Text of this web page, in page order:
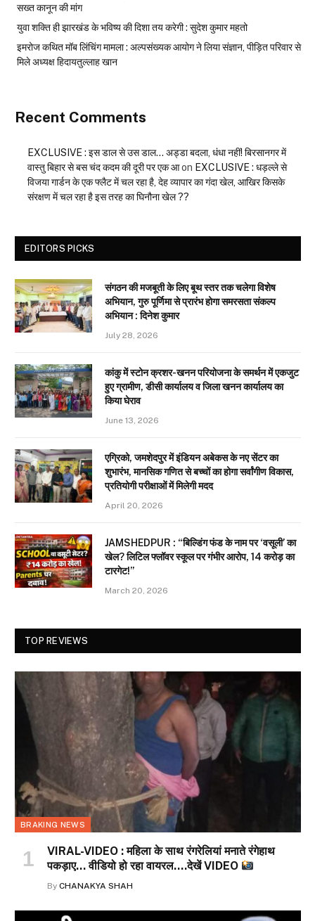
सख्त कानून की मांग
युवा शक्ति ही झारखंड के भविष्य की दिशा तय करेगी : सुदेश कुमार महतो
इमरोज कथित मॉब लिंचिंग मामला : अल्पसंख्यक आयोग ने लिया संज्ञान, पीड़ित परिवार से
मिले अध्यक्ष हिदायतुल्लाह खान
Recent Comments
EXCLUSIVE : इस डाल से उस डाल… अड्डा बदला, धंधा नहीं! बिरसानगर में
वास्तु बिहार से बस चंद कदम की दूरी पर एक आon EXCLUSIVE : धड़ल्ले से
विजया गार्डन के एक फ्लैट में चल रहा है, देह व्यापार का गंदा खेल, आखिर किसके
संरक्षण में चल रहा है इस तरह का घिनौना खेल ??
EDITORS PICKS
संगठन की मजबूती के लिए बूथ स्तर तक चलेगा विशेष
अभियान, गुरु पूर्णिमा से प्रारंभ होगा समरसता संकल्प
अभियान : दिनेश कुमार
July 28, 2026
कांकु में स्टोन क्रशर-खनन परियोजना के समर्थन में एकजुट
हुए ग्रामीण, डीसी कार्यालय व जिला खनन कार्यालय का
किया घेराव
June 13, 2026
एग्रिको, जमशेदपुर में इंडियन अबेकस के नए सेंटर का
शुभारंभ, मानसिक गणित से बच्चों का होगा सर्वांगीण विकास,
प्रतियोगी परीक्षाओं में मिलेगी मदद
April 20, 2026
JAMSHEDPUR : “बिल्डिंग फंड के नाम पर ‘वसूली’ का
खेल? लिटिल फ्लॉवर स्कूल पर गंभीर आरोप, 14 करोड़ का
टारगेट!”
March 20, 2026
TOP REVIEWS
BRAKING NEWS
VIRAL-VIDEO : महिला के साथ रंगरेलियां मनाते रंगेहाथ
पकड़ाए… वीडियो हो रहा वायरल….देखें VIDEO
By CHANAKYA SHAH